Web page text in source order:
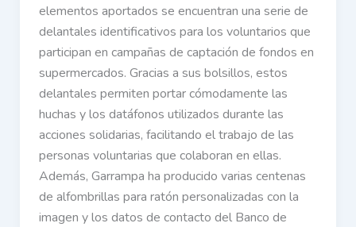
elementos aportados se encuentran una serie de
delantales identificativos para los voluntarios que
participan en campañas de captación de fondos en
supermercados. Gracias a sus bolsillos, estos
delantales permiten portar cómodamente las
huchas y los datáfonos utilizados durante las
acciones solidarias, facilitando el trabajo de las
personas voluntarias que colaboran en ellas.
Además, Garrampa ha producido varias centenas
de alfombrillas para ratón personalizadas con la
imagen y los datos de contacto del Banco de